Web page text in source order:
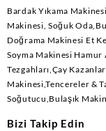
Bardak Yıkama
Makinesi, Soğuk
Doğrama Makinesi Et
Soyma Makinesi Hamur
Tezgahları,Çay
Makinesi,Tencereler &
Soğutucu,Bulaşık
Bizi Takip Edin